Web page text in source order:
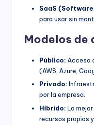
SaaS
para usar sin
Modelos de
Público: Acceso
(AWS, Azure,
Privado:
por la empresa.
Híbrido: Lo
recursos propios